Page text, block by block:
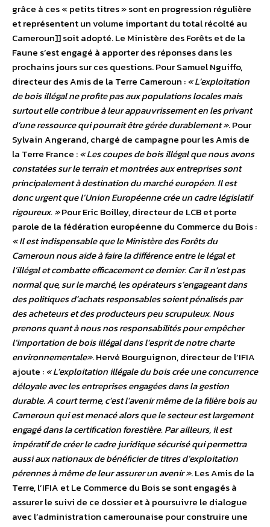
grâce à ces « petits titres » sont en progression régulière
et représentent un volume important du total récolté au
Cameroun]] soit adopté. Le Ministère des Forêts et de la
Faune s’est engagé à apporter des réponses dans les
prochains jours sur ces questions. Pour Samuel Nguiffo,
directeur des Amis de la Terre Cameroun :« L’exploitation
de bois illégal ne profite pas aux populations locales mais
surtout elle contribue à leur appauvrissement en les privant
d’une ressource qui pourrait être gérée durablement ». Pour
Sylvain Angerand, chargé de campagne pour les Amis de
la Terre France :« Les coupes de bois illégal que nous avons
constatées sur le terrain et montrées aux entreprises sont
principalement à destination du marché européen. Il est
donc urgent que l’Union Européenne crée un cadre législatif
rigoureux. »Pour Eric Boilley, directeur de LCB et porte
parole de la fédération européenne du Commerce du Bois :
« Il est indispensable que le Ministère des Forêts du
Cameroun nous aide à faire la différence entre le légal et
l’illégal et combatte efficacement ce dernier. Car il n’est pas
normal que, sur le marché, les opérateurs s’engageant dans
des politiques d’achats responsables soient pénalisés par
des acheteurs et des producteurs peu scrupuleux. Nous
prenons quant à nous nos responsabilités pour empêcher
l’importation de bois illégal dans l’esprit de notre charte
environnementale». Hervé Bourguignon, directeur de l’IFIA
ajoute :« L’exploitation illégale du bois crée une concurrence
déloyale avec les entreprises engagées dans la gestion
durable. A court terme, c’est l’avenir même de la filière bois au
Cameroun qui est menacé alors que le secteur est largement
engagé dans la certification forestière. Par ailleurs, il est
impératif de créer le cadre juridique sécurisé qui permettra
aussi aux nationaux de bénéficier de titres d’exploitation
pérennes à même de leur assurer un avenir ». Les Amis de la
Terre, l’IFIA et Le Commerce du Bois se sont engagés à
assurer le suivi de ce dossier et à poursuivre le dialogue
avec l’administration camerounaise pour construire une